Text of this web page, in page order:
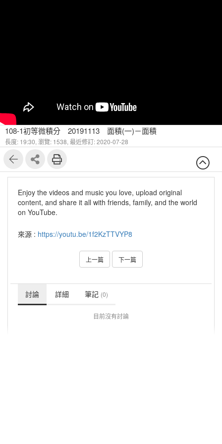
108-1初等微積分 20191113 面積(一)－面積
長度: 19:30, 瀏覽: 1538, 最近修訂: 2020-07-28
Enjoy the videos and music you love, upload original
content, and share it all with friends, family, and the world
on YouTube.
來源 : https://youtu.be/1f2KzTTVYP8
上一篇 下一篇
討論 詳細 筆記 (0)
目前沒有討論